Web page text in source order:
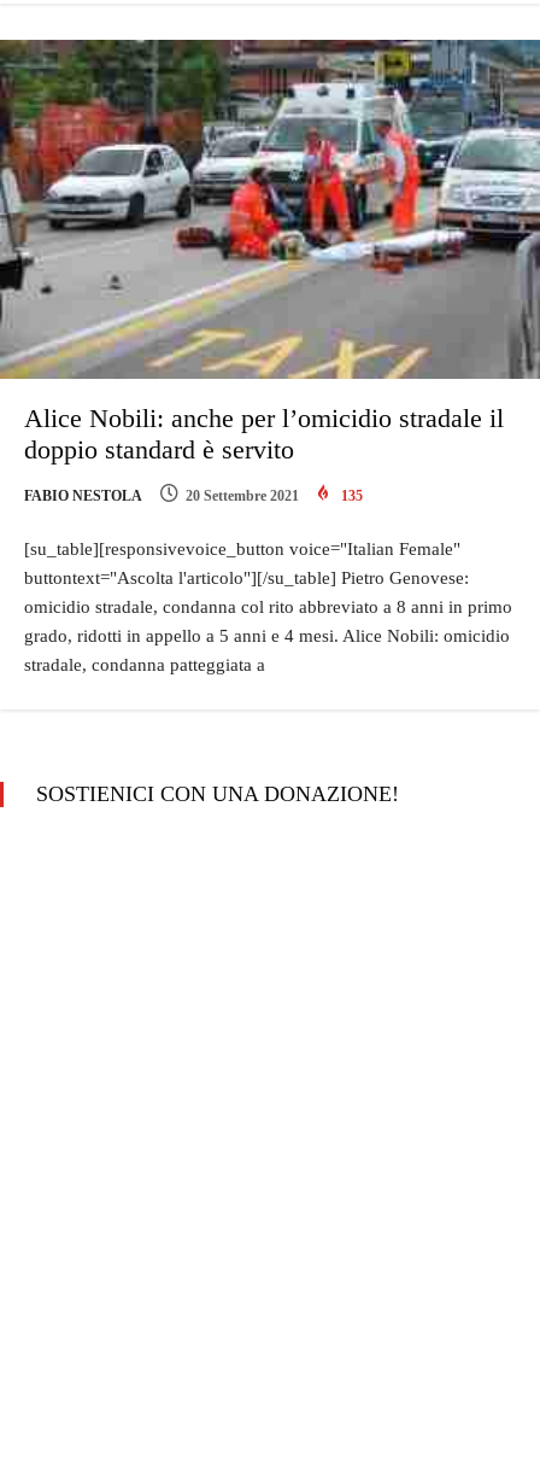
Alice Nobili: anche per l’omicidio stradale il
doppio standard è servito
FABIO NESTOLA 20 Settembre 2021 135
[su_table][responsivevoice_button voice="Italian Female"
buttontext="Ascolta l'articolo"][/su_table] Pietro Genovese:
omicidio stradale, condanna col rito abbreviato a 8 anni in primo
grado, ridotti in appello a 5 anni e 4 mesi. Alice Nobili: omicidio
stradale, condanna patteggiata a
SOSTIENICI CON UNA DONAZIONE!